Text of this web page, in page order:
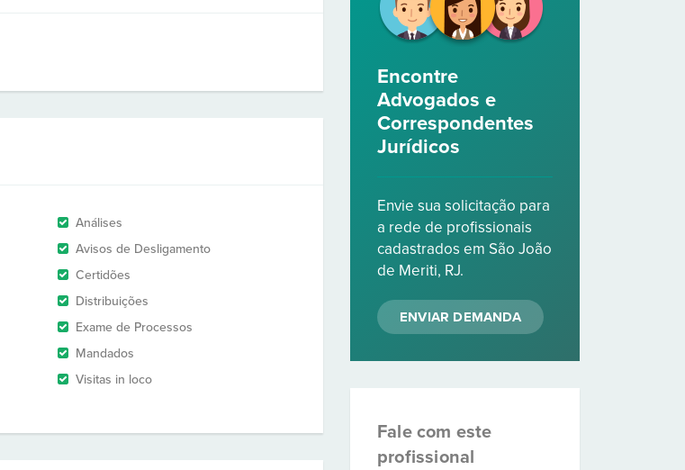
Análises
Avisos de Desligamento
Certidões
Distribuições
Exame de Processos
Mandados
Visitas in loco
Encontre
Advogados e
Correspondentes
Jurídicos
Envie sua solicitação para
a rede de profissionais
cadastrados em São João
de Meriti, RJ.
ENVIAR DEMANDA
Fale com este
profissional